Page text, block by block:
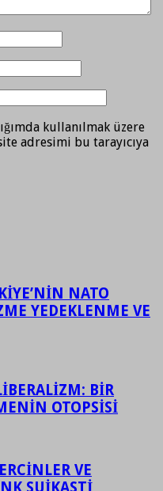
kullanılmak üzere
adresimi bu tarayıcıya
NATO
YEDEKLENME VE
BİR
OTOPSİSİ
VE
SUİKASTİ